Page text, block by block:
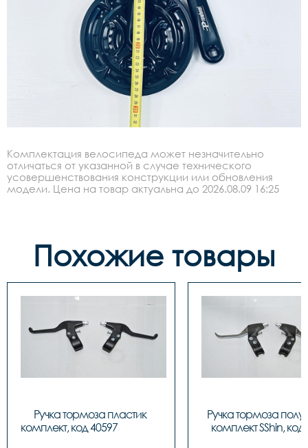
Комплектация велосипеда может незначительно
отличаться от указанной в случае технического
усовершенствования конструкции или обновления
модели. Цена на товар актуальна до 2026.08.09 16:25
Похожие товары
Ручка тормоза пластик
Ручка тормоза
комплект SShin, код